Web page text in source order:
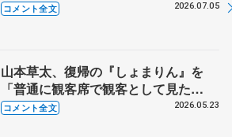
ィングのブラッシュアップへ試行錯誤
コメント全文 2026.07.05
山本草太、復帰の『しょまりん』を
「普通に観客席で観客として見た
い」 青木祐奈、宮原知子さん、田中
コメント全文 2026.05.23